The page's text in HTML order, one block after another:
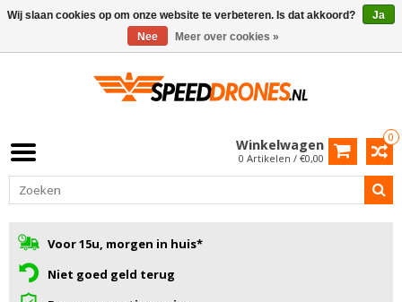
0
Winkelwagen
0 Artikelen / €0,00
Voor 15u, morgen in huis*
Niet goed geld terug
Wij slaan cookies op om onze website te verbeteren. Is dat akkoord?
Ja
Nee
Meer over cookies »